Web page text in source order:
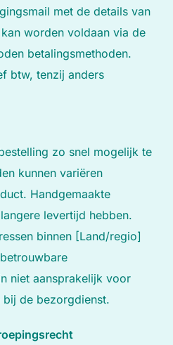
met de details van
worden voldaan via de
betalingsmethoden.
btw, tenzij anders
zo snel mogelijk te
kunnen variëren
Handgemaakte
levertijd hebben.
binnen [Land/regio]
niet aansprakelijk voor
bij de bezorgdienst.